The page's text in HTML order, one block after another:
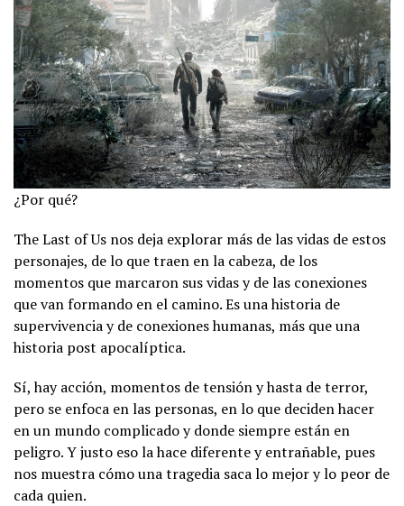
¿Por qué?
The Last of Us nos deja explorar más de las vidas de estos
personajes, de lo que traen en la cabeza, de los
momentos que marcaron sus vidas y de las conexiones
que van formando en el camino. Es una historia de
supervivencia y de conexiones humanas, más que una
historia post apocalíptica.
Sí, hay acción, momentos de tensión y hasta de terror,
pero se enfoca en las personas, en lo que deciden hacer
en un mundo complicado y donde siempre están en
peligro. Y justo eso la hace diferente y entrañable, pues
nos muestra cómo una tragedia saca lo mejor y lo peor de
cada quien.